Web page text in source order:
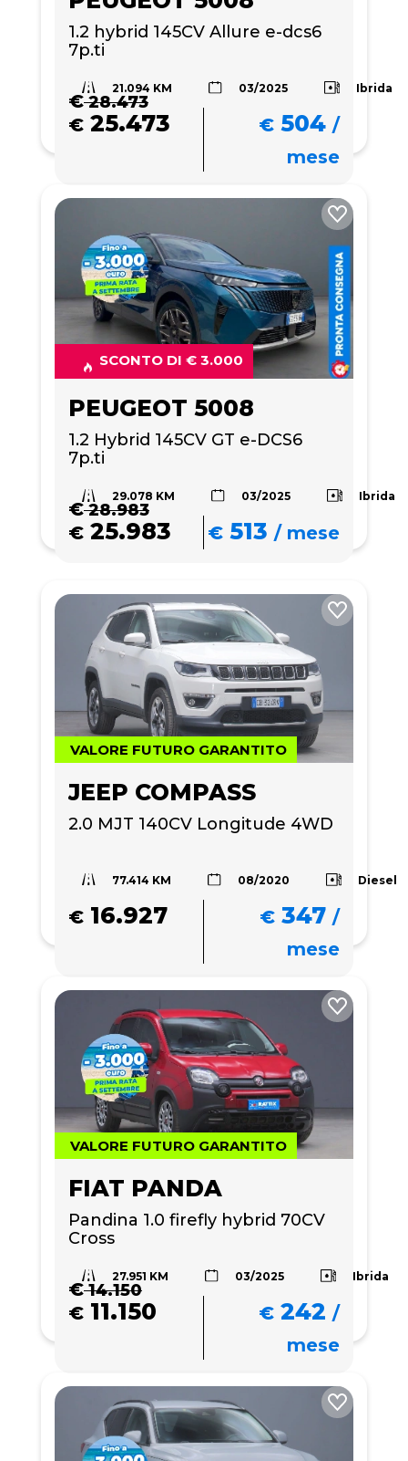
1.2 hybrid 145CV Allure e-dcs6
7p.ti
21.094 KM 03/2025 Ibrida
€28.473
€ 25.473 € 504 /
mese
SCONTO DI € 3.000
PEUGEOT 5008
1.2 Hybrid 145CV GT e-DCS6
7p.ti
29.078 KM 03/2025 Ibrida
€28.983
€ 25.983 € 513 /mese
VALORE FUTURO GARANTITO
JEEP COMPASS
2.0 MJT 140CV Longitude 4WD
77.414 KM 08/2020 Diesel
€ 16.927 € 347 /
mese
VALORE FUTURO GARANTITO
FIAT PANDA
Pandina 1.0 firefly hybrid 70CV
Cross
27.951 KM 03/2025 Ibrida
€14.150
€ 11.150 € 242 /
mese